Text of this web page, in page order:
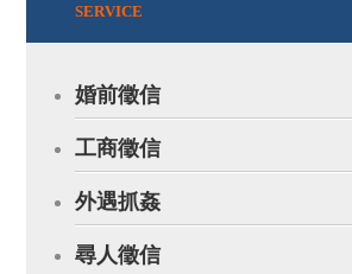
SERVICE
婚前徵信
工商徵信
外遇抓姦
尋人徵信